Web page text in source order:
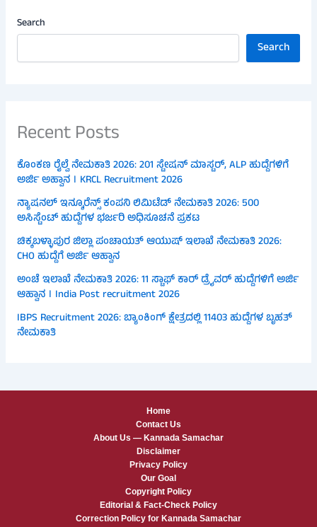
Search
Search
Recent Posts
ಕೊಂಕಣ ರೈಲ್ವೆ ನೇಮಕಾತಿ 2026: 201 ಸ್ಟೇಷನ್ ಮಾಸ್ಟರ್, ALP ಹುದ್ದೆಗಳಿಗೆ
ಅರ್ಜಿ ಅಹ್ವಾನ । KRCL Recruitment 2026
ನ್ಯಾಷನಲ್ ಇನ್ಶೂರೆನ್ಸ್ ಕಂಪನಿ ಲಿಮಿಟೆಡ್ ನೇಮಕಾತಿ 2026: 500
ಅಸಿಸ್ಟೆಂಟ್ ಹುದ್ದೆಗಳ ಭರ್ಜರಿ ಅಧಿಸೂಚನೆ ಪ್ರಕಟ
ಚಿಕ್ಕಬಳ್ಳಾಪುರ ಜಿಲ್ಲಾ ಪಂಚಾಯತ್ ಆಯುಷ್ ಇಲಾಖೆ ನೇಮಕಾತಿ 2026:
CHO ಹುದ್ದೆಗೆ ಅರ್ಜಿ ಆಹ್ವಾನ
ಅಂಚೆ ಇಲಾಖೆ ನೇಮಕಾತಿ 2026: 11 ಸ್ಟಾಫ್ ಕಾರ್ ಡ್ರೈವರ್ ಹುದ್ದೆಗಳಿಗೆ ಅರ್ಜಿ
ಆಹ್ವಾನ । India Post recruitment 2026
IBPS Recruitment 2026: ಬ್ಯಾಂಕಿಂಗ್ ಕ್ಷೇತ್ರದಲ್ಲಿ 11403 ಹುದ್ದೆಗಳ ಬೃಹತ್
ನೇಮಕಾತಿ
Home
Contact Us
About Us — Kannada Samachar
Disclaimer
Privacy Policy
Our Goal
Copyright Policy
Editorial & Fact-Check Policy
Correction Policy for Kannada Samachar